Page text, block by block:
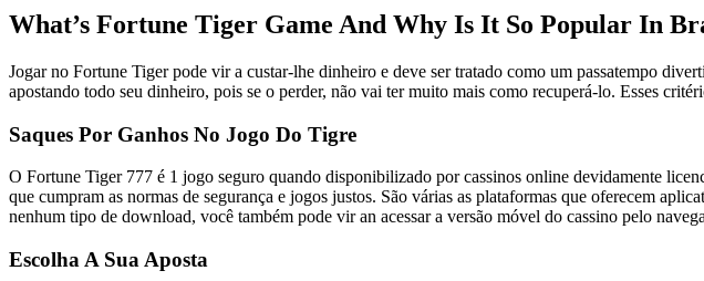
What’s Fortune Tiger Game And Why Is It So Popular In
Jogar no Fortune Tiger pode vir a custar-lhe dinheiro e deve ser tratado como um passatempo
apostando todo seu dinheiro, pois se o perder, não vai ter muito mais como recuperá-lo. Esses
Saques Por Ganhos No Jogo Do Tigre
O Fortune Tiger 777 é 1 jogo seguro quando disponibilizado por cassinos online devidamente
que cumpram as normas de segurança e jogos justos. São várias as plataformas que oferecem
nenhum tipo de download, você também pode vir an acessar a versão móvel do cassino pelo
Escolha A Sua Aposta